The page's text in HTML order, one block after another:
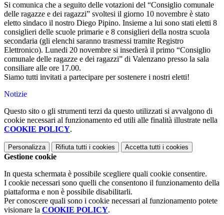
Si comunica che a seguito delle votazioni del “Consiglio comunale
delle ragazze e dei ragazzi” svoltesi il giorno 10 novembre è stato
eletto sindaco il nostro Diego Pipino. Insieme a lui sono stati eletti 8
consiglieri delle scuole primarie e 8 consiglieri della nostra scuola
secondaria (gli elenchi saranno trasmessi tramite Registro
Elettronico). Lunedi 20 novembre si insedierà il primo “Consiglio
comunale delle ragazze e dei ragazzi” di Valenzano presso la sala
consiliare alle ore 17.00.
Siamo tutti invitati a partecipare per sostenere i nostri eletti!
Notizie
Questo sito o gli strumenti terzi da questo utilizzati si avvalgono di
cookie necessari al funzionamento ed utili alle finalità illustrate nella
COOKIE POLICY.
Personalizza Rifiuta tutti i cookies Accetta tutti i cookies
Gestione cookie
In questa schermata è possibile scegliere quali cookie consentire.
I cookie necessari sono quelli che consentono il funzionamento della
piattaforma e non è possibile disabilitarli.
Per conoscere quali sono i cookie necessari al funzionamento potete
visionare la COOKIE POLICY.